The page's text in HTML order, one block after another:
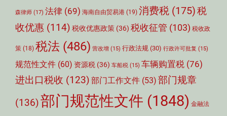
森律师 (17) 法律 (69) 海南自由贸易港 (19) 消费税 (175)税
收优惠 (114) 税收优惠政策 (36) 税收征管 (103) 税收政
策 (18) 税法 (486) 营改增 (15) 行政法规 (30) 行政许可批复 (15)
规范性文件 (60) 资源税 (36) 车船税 (15) 车辆购置税 (76)
进出口税收 (123) 部门工作文件 (53) 部门规章
(136)部门规范性文件 (1848) 金融法